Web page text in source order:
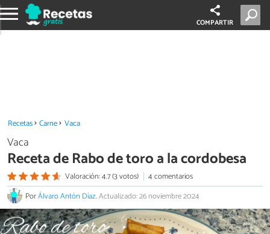
COMPARTIR
Recetas Carne Vaca
Vaca
Receta de Rabo de toro a la cordobesa
Valoración: 4.7 (3 votos)
4 comentarios
PorÁlvaro Antón Díaz.Actualizado: 26 noviembre 2024